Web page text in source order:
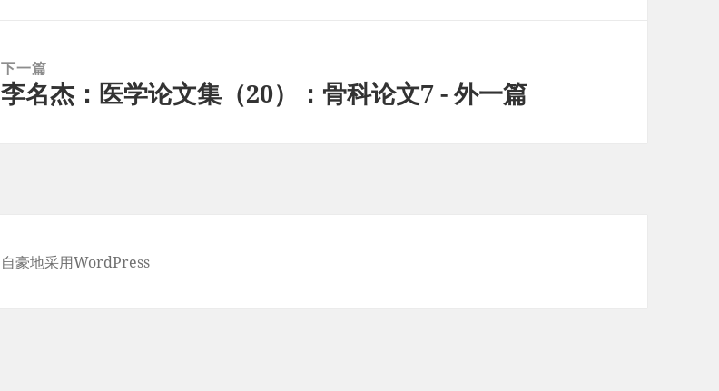
下一篇
下
李名杰：医学论文集（20）：骨科论文7 - 外一篇
自豪地采用WordPress